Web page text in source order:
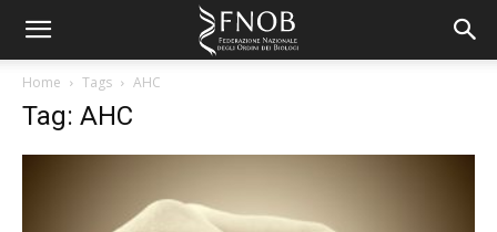
Home Tags AHC
Tag: AHC